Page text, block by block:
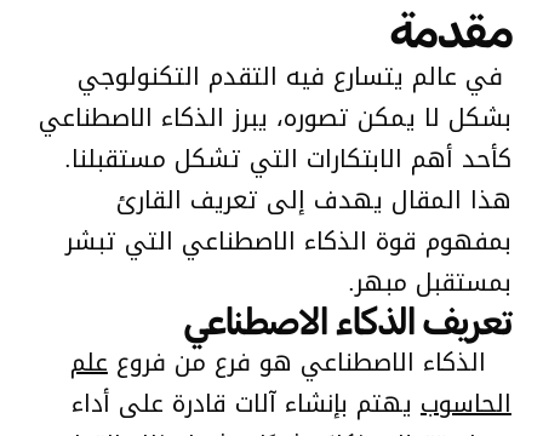
مقدمة
في عالم يتسارع فيه التقدم التكنولوجي
بشكل لا يمكن تصوره، يبرز الذكاء الاصطناعي
كأحد أهم الابتكارات التي تشكل مستقبلنا.
هذا المقال يهدف إلى تعريف القارئ
بمفهوم قوة الذكاء الاصطناعي التي تبشر
بمستقبل مبهر.
تعريف الذكاء الاصطناعي
الذكاء الاصطناعي هو فرع من فروععلم
الحاسوب يهتم بإنشاء آلات قادرة على أداء